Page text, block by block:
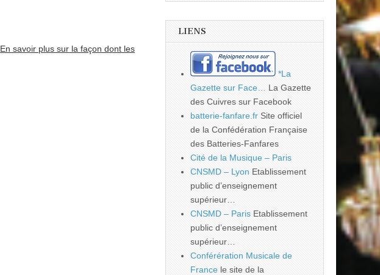
En savoir plus sur la façon dont les
LIENS
*La
Gazette sur Face…
La Gazette
des Cuivres sur Facebook
batterie-fanfare.fr Site officiel
de la Confédération Française
des Batteries-Fanfares
Cité de la Musique – Paris
CNSMD – Lyon Etablissement
public d’enseignement
supérieur…
CNSMD – Paris Etablissement
public d’enseignement
supérieur…
Conférération Musicale de
France le site de la